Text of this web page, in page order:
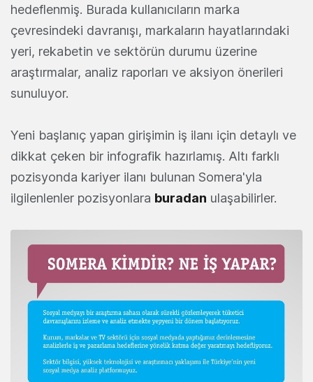
hedeflenmiş. Burada kullanıcıların marka
çevresindeki davranışı, markaların hayatlarındaki
yeri, rekabetin ve sektörün durumu üzerine
araştırmalar, analiz raporları ve aksiyon önerileri
sunuluyor.
Yeni başlanıç yapan girişimin iş ilanı için detaylı ve
dikkat çeken bir infografik hazırlamış. Altı farklı
pozisyonda kariyer ilanı bulunan Somera'yla
ilgilenlenler pozisyonlara buradan ulaşabilirler.